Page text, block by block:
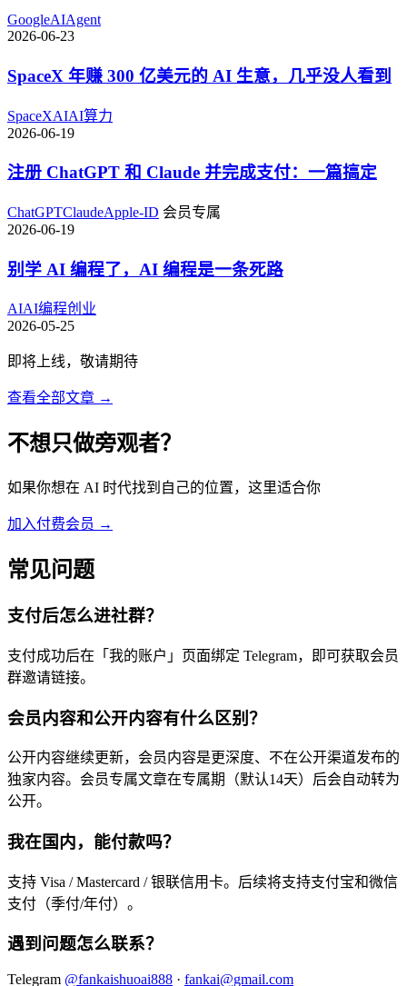
GoogleAIAgent
2026-06-23
SpaceX 年赚 300 亿美元的 AI 生意，几乎没人看到
SpaceXAIAI算力
2026-06-19
注册 ChatGPT 和 Claude 并完成支付：一篇搞定
ChatGPTClaudeApple-ID 会员专属
2026-06-19
别学 AI 编程了，AI 编程是一条死路
AIAI编程创业
2026-05-25
即将上线，敬请期待
查看全部文章 →
不想只做旁观者？
如果你想在 AI 时代找到自己的位置，这里适合你
加入付费会员 →
常见问题
支付后怎么进社群？
支付成功后在「我的账户」页面绑定 Telegram，即可获取会员
群邀请链接。
会员内容和公开内容有什么区别？
公开内容继续更新，会员内容是更深度、不在公开渠道发布的
独家内容。会员专属文章在专属期（默认14天）后会自动转为
公开。
我在国内，能付款吗？
支持 Visa / Mastercard / 银联信用卡。后续将支持支付宝和微信
支付（季付/年付）。
遇到问题怎么联系？
Telegram @fankaishuoai888 · fankai@gmail.com